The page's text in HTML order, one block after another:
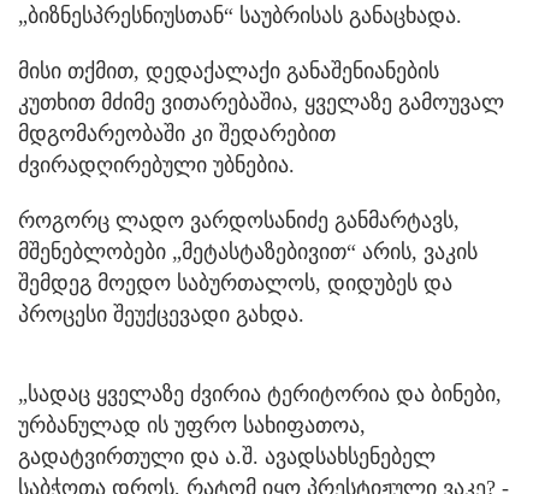
„ბიზნესპრესნიუსთან“ საუბრისას განაცხადა.
მისი თქმით, დედაქალაქი განაშენიანების
კუთხით მძიმე ვითარებაშია, ყველაზე გამოუვალ
მდგომარეობაში კი შედარებით
ძვირადღირებული უბნებია.
როგორც ლადო ვარდოსანიძე განმარტავს,
მშენებლობები „მეტასტაზებივით“ არის, ვაკის
შემდეგ მოედო საბურთალოს, დიდუბეს და
პროცესი შეუქცევადი გახდა.
„სადაც ყველაზე ძვირია ტერიტორია და ბინები,
ურბანულად ის უფრო სახიფათოა,
გადატვირთული და ა.შ. ავადსახსენებელ
საბჭოთა დროს, რატომ იყო პრესტიჟული ვაკე? -